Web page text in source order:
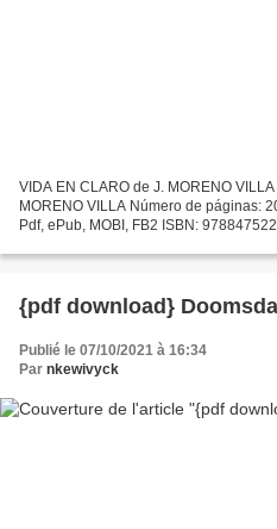
VIDA EN CLARO de J. MORENO
MORENO VILLA Número de páginas:
Pdf, ePub, MOBI, FB2 ISBN:
{pdf download}
Publié le 07/10/2021 à 16:34
Par nkewivyck